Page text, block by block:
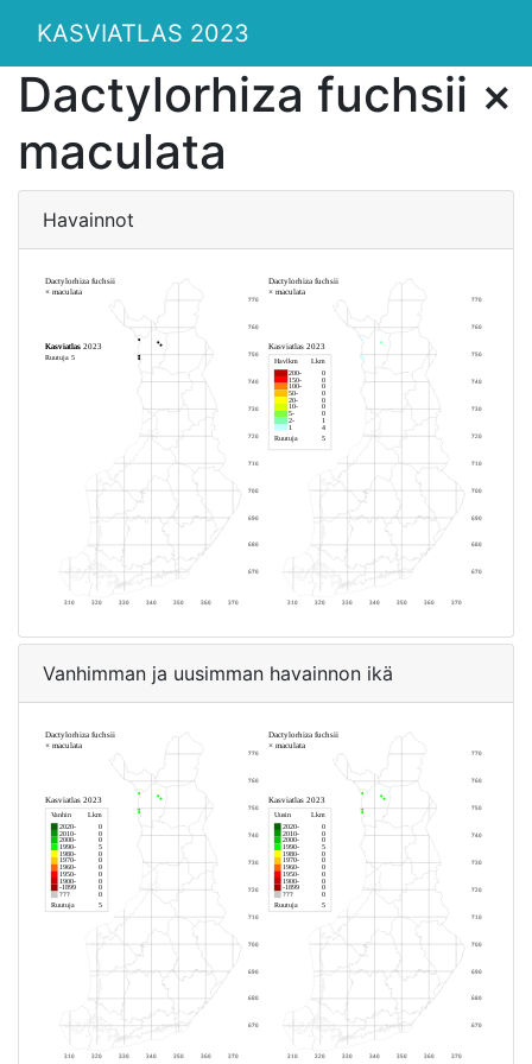
KASVIATLAS 2023
Dactylorhiza fuchsii ×
maculata
Havainnot
Vanhimman ja uusimman havainnon ikä